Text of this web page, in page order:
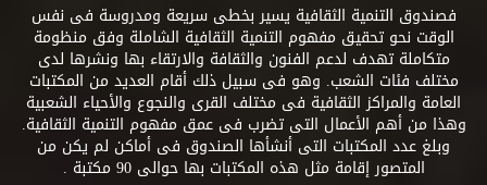
فصندوق التنمية الثقافية يسير بخطى سريعة ومدروسة فى نفس
الوقت نحو تحقيق مفهوم التنمية الثقافية الشاملة وفق منظومة
متكاملة تهدف لدعم الفنون والثقافة والارتقاء بها ونشرها لدى
مختلف فئات الشعب. وهو فى سبيل ذلك أقام العديد من المكتبات
العامة والمراكز الثقافية فى مختلف القرى والنجوع والأحياء الشعبية
وهذا من أهم الأعمال التى تضرب فى عمق مفهوم التنمية الثقافية.
وبلغ عدد المكتبات التى أنشأها الصندوق فى أماكن لم يكن من
المتصور إقامة مثل هذه المكتبات بها حوالى 90 مكتبة .